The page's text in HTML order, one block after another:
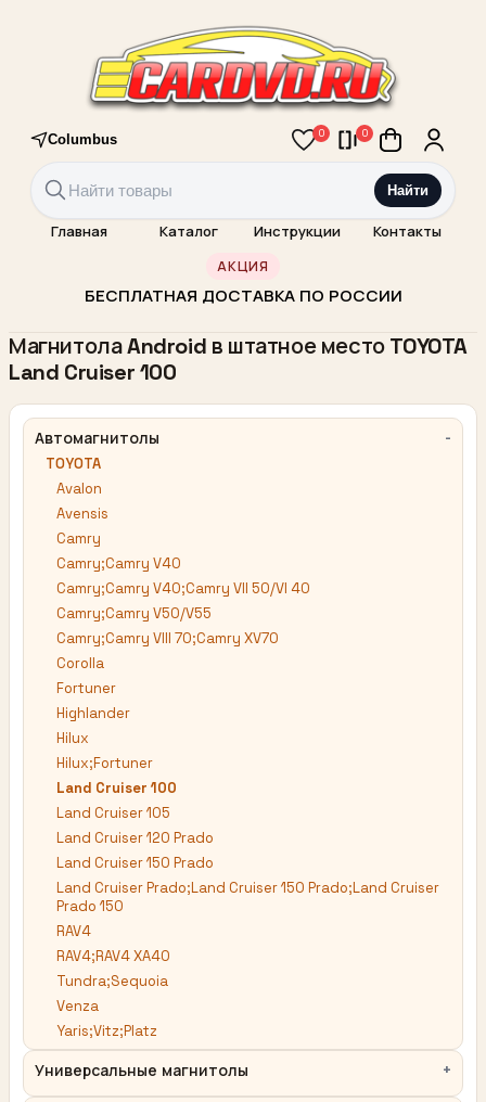
Columbus 0 0
Найти
Главная Каталог Инструкции Контакты
АКЦИЯ
БЕСПЛАТНАЯ ДОСТАВКА ПО РОССИИ
Магнитола Android в штатное место TOYOTA
Land Cruiser 100
Автомагнитолы
TOYOTA
Avalon
Avensis
Camry
Camry;Camry V40
Camry;Camry V40;Camry VII 50/VI 40
Camry;Camry V50/V55
Camry;Camry VIII 70;Camry XV70
Corolla
Fortuner
Highlander
Hilux
Hilux;Fortuner
Land Cruiser 100
Land Cruiser 105
Land Cruiser 120 Prado
Land Cruiser 150 Prado
Land Cruiser Prado;Land Cruiser 150 Prado;Land Cruiser
Prado 150
RAV4
RAV4;RAV4 XA40
Tundra;Sequoia
Venza
Yaris;Vitz;Platz
Универсальные магнитолы